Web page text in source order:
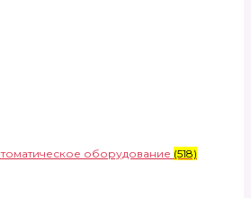
оборудование (518)